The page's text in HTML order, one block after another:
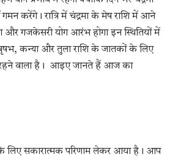
करेंगे। रात्रि में चंद्रमा के मेष राशि में आने
और गजकेसरी योग आरंभ होगा इन स्थितियों में
कन्या और तुला राशि के जातकों के लिए
रहने वाला है। आइए जानते हैं आज का
लिए सकारात्मक परिणाम लेकर आया है। आप